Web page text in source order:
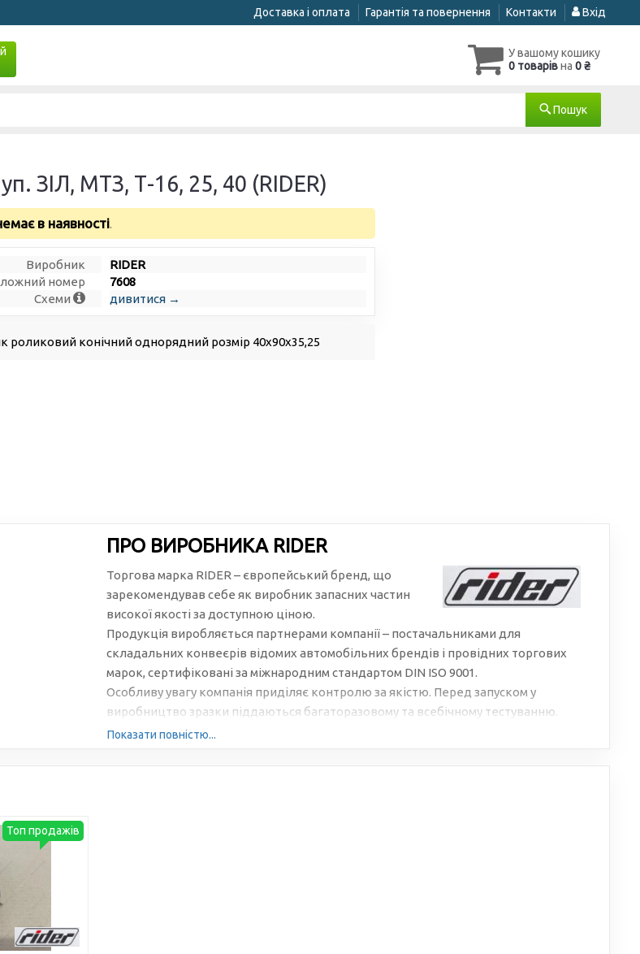
Доставка і оплата Гарантія та повернення Контакти Вхід
У вашому кошику
0 товарівна 0 ₴
Пошук
ЗІЛ, МТЗ, Т-16, 25, 40 (RIDER)
в наявності.
Виробник
RIDER
номер
7608
Схеми
дивитися →
роликовий конічний однорядний розмір 40х90х35,25
ПРО ВИРОБНИКА RIDER
Торгова марка RIDER – європейський бренд, що
зарекомендував себе як виробник запасних частин
високої якості за доступною ціною.
Продукція виробляється партнерами компанії – постачальниками для
складальних конвеєрів відомих автомобільних брендів і провідних торгових
марок, сертифіковані за міжнародним стандартом DIN ISO 9001.
Особливу увагу компанія приділяє контролю за якістю. Перед запуском у
виробництво зразки піддаються багаторазовому та всебічному тестуванню.
Показати повністю...
Топ продажів